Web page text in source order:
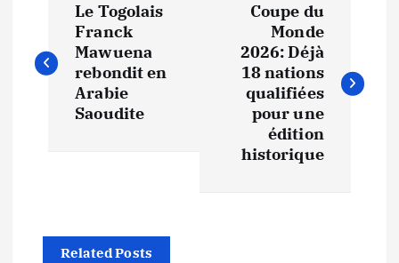
a
v
Le Togolais
Franck
Mawuena
rebondit en
Arabie
Saoudite
Coupe du
Monde
2026: Déjà
18 nations
qualifiées
pour une
édition
historique
Related Posts